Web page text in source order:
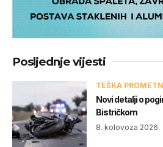
Posljednje vijesti
TEŠKA
Novi detalji o
Bistričkom
8. kolovoza 2026.